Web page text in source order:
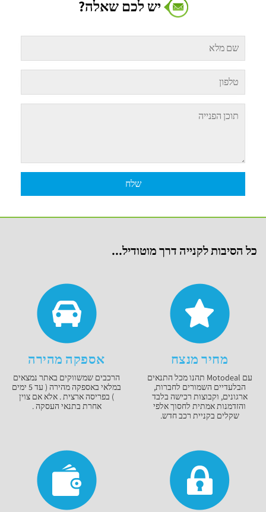
יש לכם שאלה?
כל הסיבות לקנייה דרך מוטודיל...
מחיר מנצח
עם Motodeal תהנו מכל התנאים
הבלעדיים השמורים לחברות,
ארגונים, וקבוצות רכישה בלבד
והזדמנות אמתית לחסוך אלפי
שקלים בקניית רכב חדש.
אספקה מהירה
הרכבים שמשווקים באתר נמצאים
במלאי באספקה מהירה ( עד 5 ימים
) בפריסה ארצית . אלא אם צוין
אחרת בתנאי העסקה .